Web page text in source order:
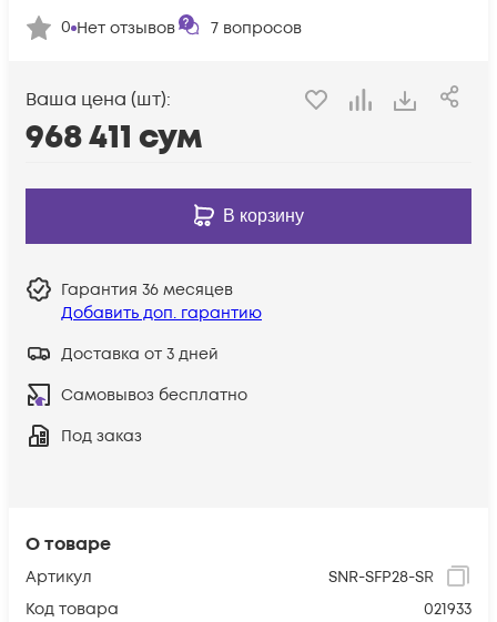
О товаре
Артикул
SNR-SFP28-SR
Код товара
021933
0 Нет отзывов 7 вопросов
Ваша цена (шт):
968 411 сум
В корзину
Гарантия 36 месяцев
Добавить доп. гарантию
Доставка от 3 дней
Самовывоз бесплатно
Под заказ